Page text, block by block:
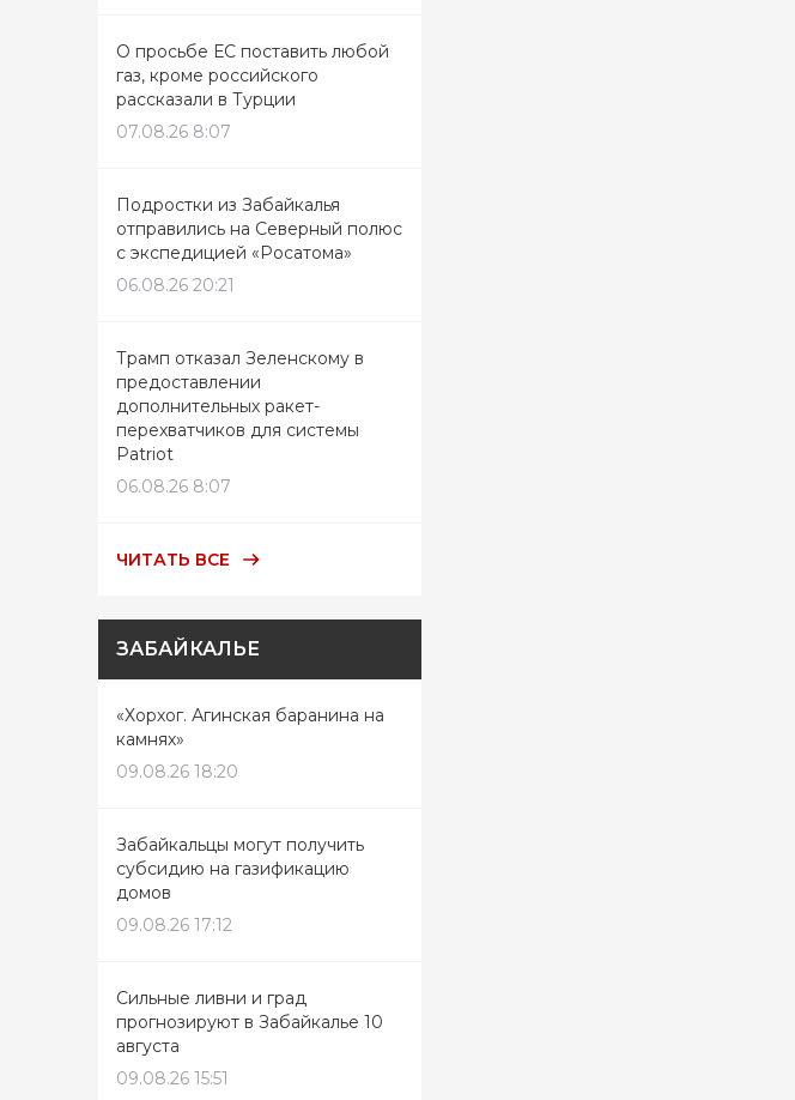
О просьбе ЕС поставить любой
газ, кроме российского
рассказали в Турции
07.08.26 8:07
Подростки из Забайкалья
отправились на Северный полюс
с экспедицией «Росатома»
06.08.26 20:21
Трамп отказал Зеленскому в
предоставлении
дополнительных ракет-
перехватчиков для системы
Patriot
06.08.26 8:07
ЧИТАТЬ ВСЕ
ЗАБАЙКАЛЬЕ
«Хорхог. Агинская баранина на
камнях»
09.08.26 18:20
Забайкальцы могут получить
субсидию на газификацию
домов
09.08.26 17:12
Сильные ливни и град
прогнозируют в Забайкалье 10
августа
09.08.26 15:51